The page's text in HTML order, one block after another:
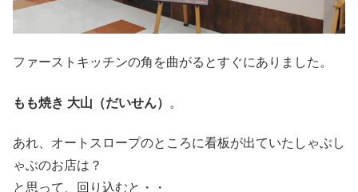
ファーストキッチンの角を曲がるとすぐにありました。
もも焼き 大山（だいせん） 。
あれ、オートスロープのところに看板が出ていたしゃぶし
ゃぶのお店は？
と思って、回り込むと・・